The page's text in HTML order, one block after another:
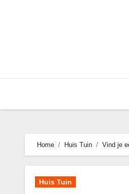
Home Huis Tuin Vind je
Huis Tuin